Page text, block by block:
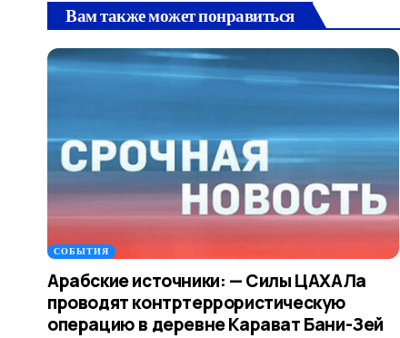
Вам также может понравиться
СОБЫТИЯ
Арабские источники: — Силы ЦАХАЛа
проводят контртеррористическую
операцию в деревне Карават Бани-Зей